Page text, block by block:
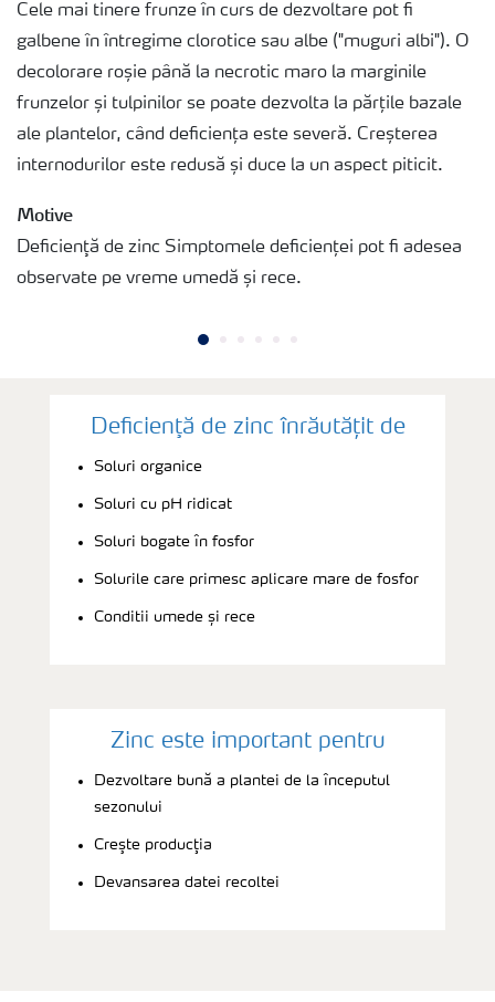
Cele mai tinere frunze în curs de dezvoltare pot fi
galbene în întregime clorotice sau albe ("muguri albi"). O
decolorare roșie până la necrotic maro la marginile
frunzelor și tulpinilor se poate dezvolta la părțile bazale
ale plantelor, când deficiența este severă. Creșterea
internodurilor este redusă și duce la un aspect piticit.
Motive
Deficienţă de zinc Simptomele deficienței pot fi adesea
observate pe vreme umedă și rece.
Deficienţă de zinc înrăutățit de
Soluri organice
Soluri cu pH ridicat
Soluri bogate în fosfor
Solurile care primesc aplicare mare de fosfor
Conditii umede și rece
Zinc este important pentru
Dezvoltare bună a plantei de la începutul
sezonului
Creşte producţia
Devansarea datei recoltei